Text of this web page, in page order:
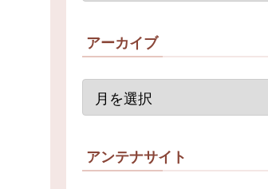
アーカイブ
アンテナサイト